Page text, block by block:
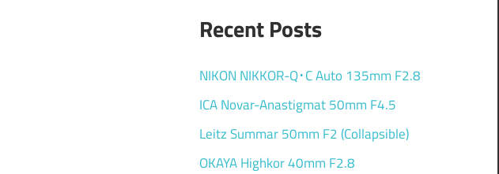
Recent Posts
NIKON NIKKOR-Q･C Auto 135mm F2.8
ICA Novar-Anastigmat 50mm F4.5
Leitz Summar 50mm F2 (Collapsible)
OKAYA Highkor 40mm F2.8